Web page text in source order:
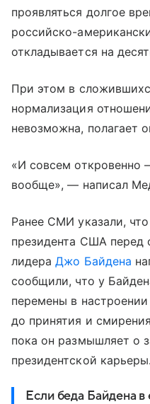
проявляться долгое
российско-
откладывается на
При этом в
нормализация
невозможна, полагает
«И совсем откровенно
вообще», — написал
Ранее СМИ указали,
президента США перед
лидераДжо Байдена
сообщили, что у
перемены в
до принятия и
пока он размышляет о
президентской карьеры.
Если беда Байдена в